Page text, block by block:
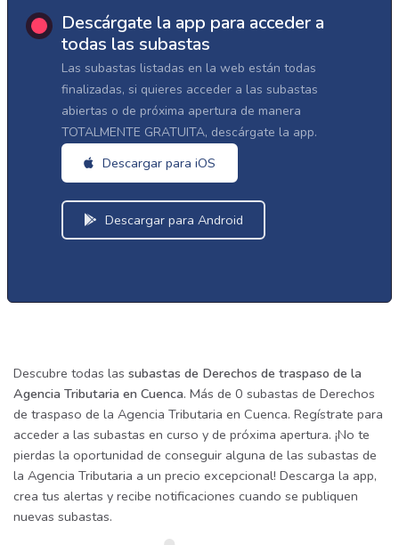
Descárgate la app para acceder a
todas las subastas
Las subastas listadas en la web están todas
finalizadas, si quieres acceder a las subastas
abiertas o de próxima apertura de manera
TOTALMENTE GRATUITA, descárgate la app.
Descargar para iOS
Descargar para Android
Descubre todas las subastas de Derechos de traspaso de la
Agencia Tributaria en Cuenca. Más de 0 subastas de Derechos
de traspaso de la Agencia Tributaria en Cuenca. Regístrate para
acceder a las subastas en curso y de próxima apertura. ¡No te
pierdas la oportunidad de conseguir alguna de las subastas de
la Agencia Tributaria a un precio excepcional! Descarga la app,
crea tus alertas y recibe notificaciones cuando se publiquen
nuevas subastas.